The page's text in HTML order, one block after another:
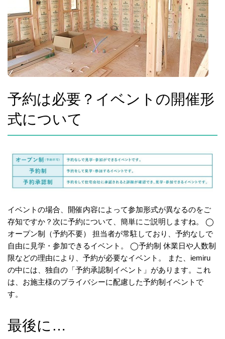
予約は必要？イベントの開催形
式について
イベントの場合、開催内容によって参加形式が異なるのをご
存知ですか？次に予約について、簡単にご説明しますね。 ◯
オープン制（予約不要） 担当者が常駐しており、予約なしで
自由に見学・参加できるイベント。 ◯予約制 休業日や人数制
限などの理由により、予約が必要なイベント。 また、iemiru
の中には、独自の「予約承認制イベント」があります。これ
は、お施主様のプライバシーに配慮した予約制イベントで
す。
最後に…